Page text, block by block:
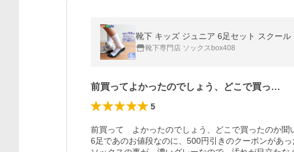
靴下 キッズ ジュニア 6足セット スクー
靴下専門店 ソックスbox408
前買ってよかったのでしょう、どこで買っ…
5
前買って　よかったのでしょう、どこで買ったのか聞
6足であのお値段なのに、500円引きのクーポンがあ